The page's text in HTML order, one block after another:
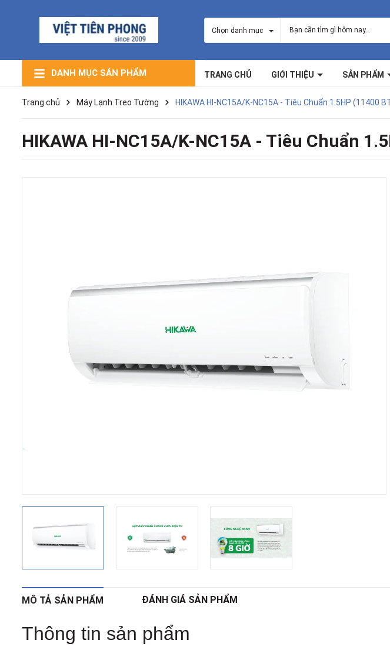
Chọn danh mục
DANH MỤC SẢN PHẨM TRANG CHỦ GIỚI THIỆU SẢN PHẨM
Trang chủ Máy Lạnh Treo Tường HIKAWA HI-NC15A/K-NC15A - Tiêu Chuẩn 1.5HP (11400
HIKAWA HI-NC15A/K-NC15A - Tiêu Chuẩn
MÔ TẢ SẢN PHẨM ĐÁNH GIÁ SẢN PHẨM
Thông tin sản phẩm